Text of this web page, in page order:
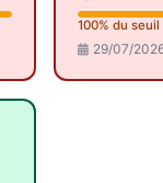
100% du seuil
29/07/